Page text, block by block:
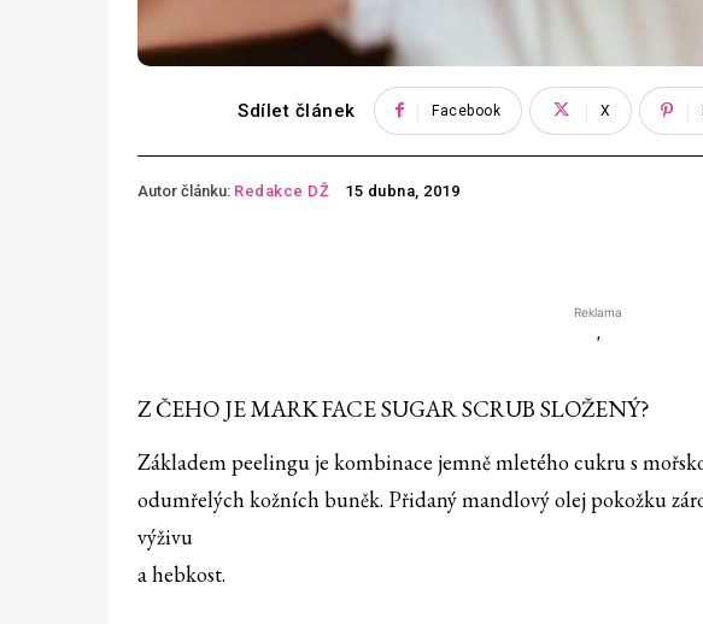
Sdílet článek Facebook X
Autor článku: Redakce DŽ 15 dubna, 2019
Reklama
'
Z ČEHO JE MARK FACE SUGAR SCRUB SLOŽENÝ?
Základem peelingu je kombinace jemně mletého cukru s
odumřelých kožních buněk. Přidaný mandlový olej pokožku
výživu
a hebkost.